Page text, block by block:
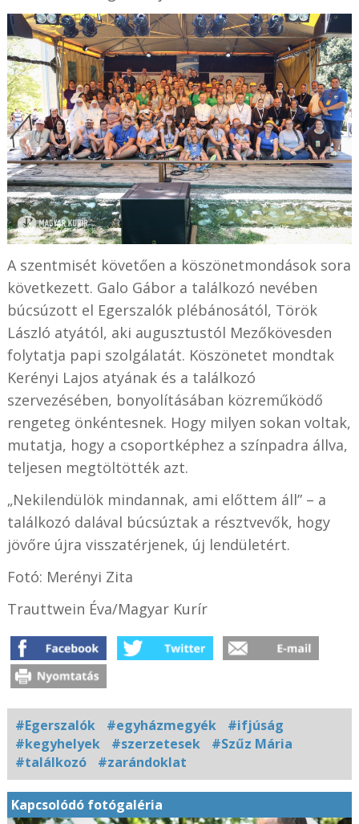
A szentmisét követően a köszönetmondások sora
következett. Galo Gábor a találkozó nevében
búcsúzott el Egerszalók plébánosától, Török
László atyától, aki augusztustól Mezőkövesden
folytatja papi szolgálatát. Köszönetet mondtak
Kerényi Lajos atyának és a találkozó
szervezésében, bonyolításában közreműködő
rengeteg önkéntesnek. Hogy milyen sokan voltak,
mutatja, hogy a csoportképhez a színpadra állva,
teljesen megtöltötték azt.
„Nekilendülök mindannak, ami előttem áll” – a
találkozó dalával búcsúztak a résztvevők, hogy
jövőre újra visszatérjenek, új lendületért.
Fotó: Merényi Zita
Trauttwein Éva/Magyar Kurír
#Egerszalók #egyházmegyék
#ifjúság
#kegyhelyek
#szerzetesek
#Szűz Mária
#találkozó
#zarándoklat
Kapcsolódó fotógaléria